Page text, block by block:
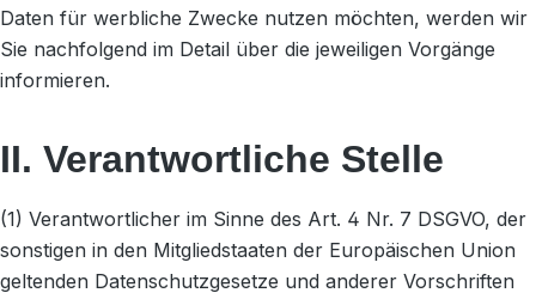
Daten für werbliche Zwecke nutzen möchten, werden wir
Sie nachfolgend im Detail über die jeweiligen Vorgänge
informieren.
II. Verantwortliche Stelle
(1) Verantwortlicher im Sinne des Art. 4 Nr. 7 DSGVO, der
sonstigen in den Mitgliedstaaten der Europäischen Union
geltenden Datenschutzgesetze und anderer Vorschriften